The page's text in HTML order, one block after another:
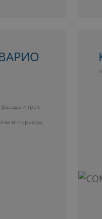
и трех
интерьера.